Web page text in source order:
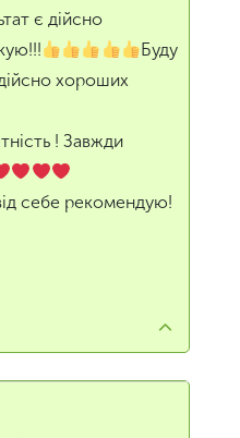
є дійсно
Буду
хороших
! Завжди
себе рекомендую!